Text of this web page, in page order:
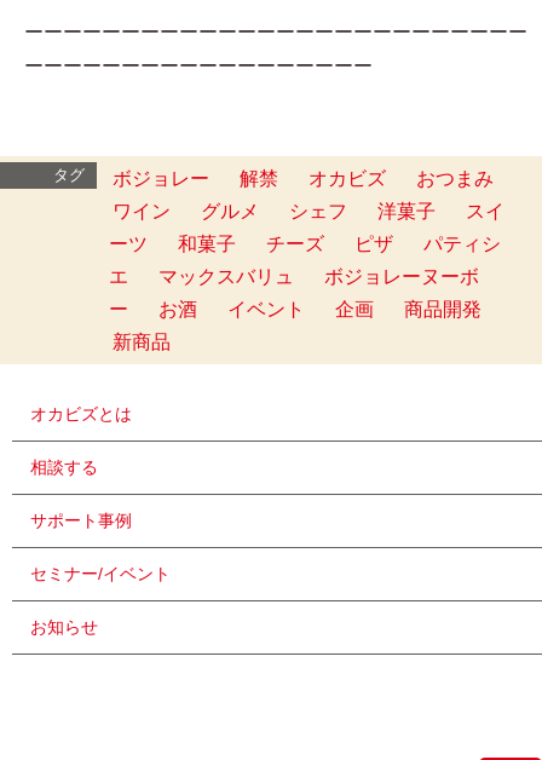
ーーーーーーーーーーーーーーーーーーーーーーーーーー
ーーーーーーーーーーーーーーーーーー
タグ ボジョレー 解禁 オカビズ
おつまみ
ワイン
グルメ シェフ 洋菓子
スイ
ーツ
和菓子 チーズ ピザ
パティシ
エ
マックスバリュ
ボジョレーヌーボ
ー
お酒 イベント 企画
商品開発
新商品
オカビズとは
相談する
サポート事例
セミナー/イベント
お知らせ